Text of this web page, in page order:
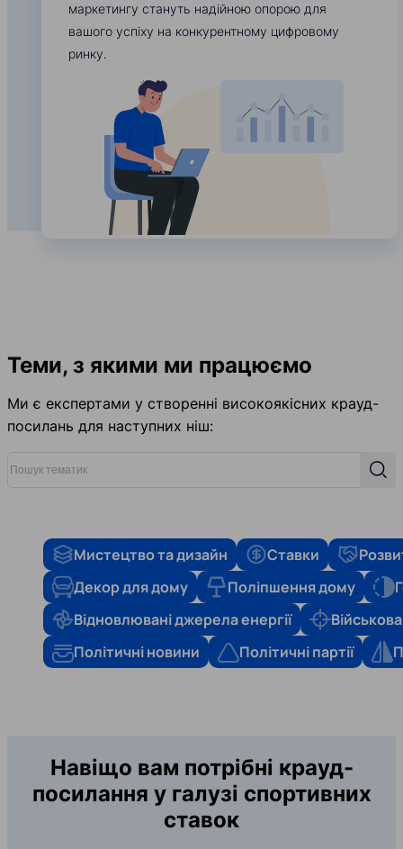
маркетингу стануть надійною опорою для
вашого успіху на конкурентному цифровому
ринку.
Теми, з якими ми працюємо
Ми є експертами у створенні високоякісних крауд-
посилань для наступних ніш:
Мистецтво та дизайн Ставки
Декор для дому
Поліпшення дому
Відновлювані джерела енергії
Політичні новини
Політичні партії
Навіщо вам потрібні крауд-
посилання у галузі спортивних
ставок